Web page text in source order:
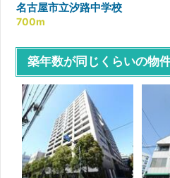
名古屋市立汐路中学校
700m
築年数が同じくらいの物